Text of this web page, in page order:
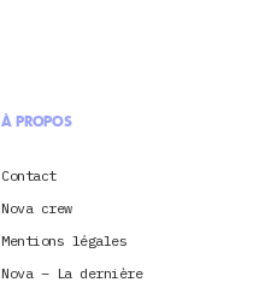
À PROPOS
Contact
Nova crew
Mentions légales
Nova – La dernière